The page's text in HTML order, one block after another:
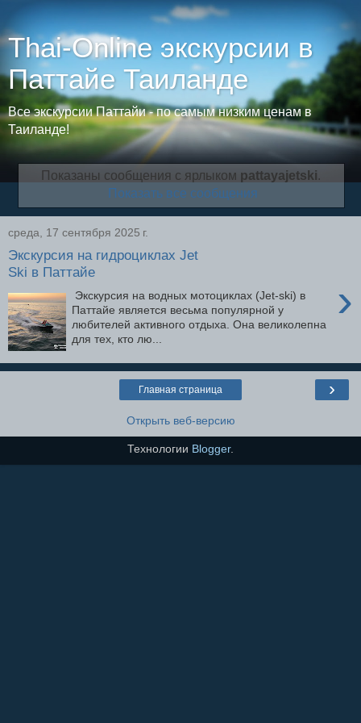
Thai-Online экскурсии в
Паттайе Таиланде
Все экскурсии Паттайи - по самым низким ценам в
Таиланде!
Показаны сообщения с ярлыком pattayajetski.
Показать все сообщения
среда, 17 сентября 2025 г.
Экскурсия на гидроциклах Jet
Ski в Паттайе
›
Экскурсия на водных мотоциклах (Jet-ski) в
Паттайе является весьма популярной у
любителей активного отдыха. Она великолепна
для тех, кто лю...
›
Главная страница
Открыть веб-версию
Технологии Blogger.